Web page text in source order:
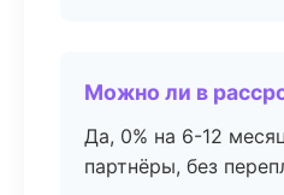
Можно ли в
Да, 0% на 6-12
партнёры, без